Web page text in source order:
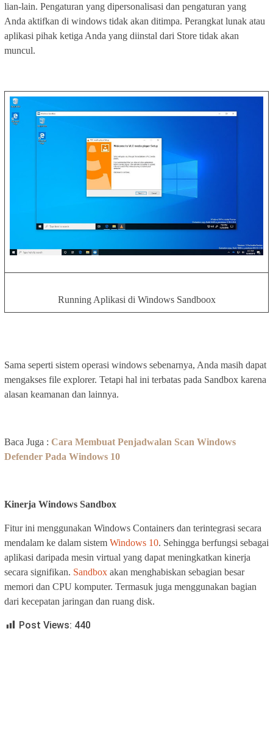
lian-lain. Pengaturan yang dipersonalisasi dan pengaturan yang
Anda aktifkan di windows tidak akan ditimpa. Perangkat lunak atau
aplikasi pihak ketiga Anda yang diinstal dari Store tidak akan
muncul.
Running Aplikasi di Windows Sandboox
Sama seperti sistem operasi windows sebenarnya, Anda masih dapat
mengakses file explorer. Tetapi hal ini terbatas pada Sandbox karena
alasan keamanan dan lainnya.
Baca Juga : Cara Membuat Penjadwalan Scan Windows
Defender Pada Windows 10
Kinerja Windows Sandbox
Fitur ini menggunakan Windows Containers dan terintegrasi secara
mendalam ke dalam sistem Windows 10. Sehingga berfungsi sebagai
aplikasi daripada mesin virtual yang dapat meningkatkan kinerja
secara signifikan. Sandbox akan menghabiskan sebagian besar
memori dan CPU komputer. Termasuk juga menggunakan bagian
dari kecepatan jaringan dan ruang disk.
Post Views: 440